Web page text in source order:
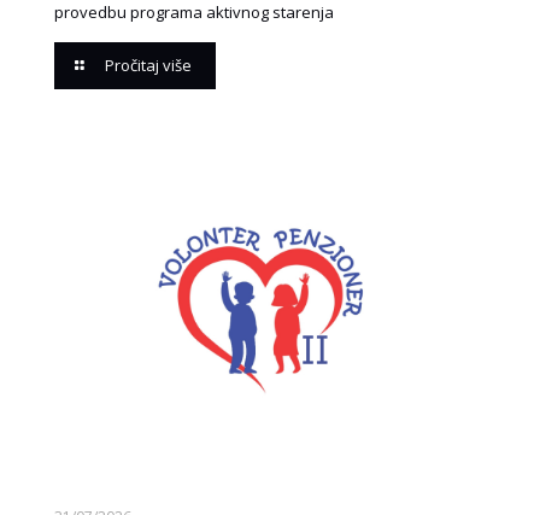
provedbu programa aktivnog starenja
Pročitaj više